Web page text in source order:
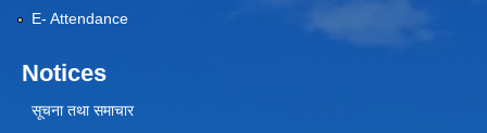
E- Attendance
Notices
सूचना तथा समाचार